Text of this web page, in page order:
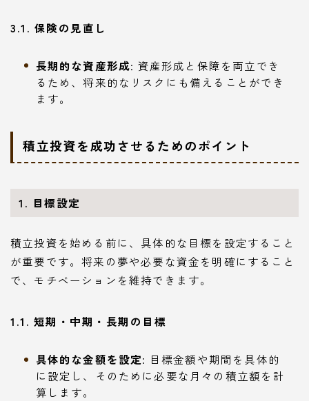
3.1. 保険の見直し
長期的な資産形成: 資産形成と保障を両立でき
るため、将来的なリスクにも備えることができ
ます。
積立投資を成功させるためのポイント
1. 目標設定
積立投資を始める前に、具体的な目標を設定すること
が重要です。将来の夢や必要な資金を明確にすること
で、モチベーションを維持できます。
1.1. 短期・中期・長期の目標
具体的な金額を設定: 目標金額や期間を具体的
に設定し、そのために必要な月々の積立額を計
算します。